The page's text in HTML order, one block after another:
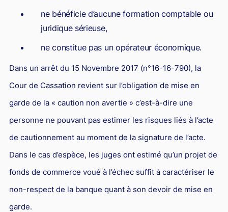
ne bénéficie d’aucune formation comptable ou
juridique sérieuse,
ne constitue pas un opérateur économique.
Dans un arrêt du 15 Novembre 2017 (n°16-16-790), la
Cour de Cassation revient sur l’obligation de mise en
garde de la « caution non avertie » c’est-à-dire une
personne ne pouvant pas estimer les risques liés à l’acte
de cautionnement au moment de la signature de l’acte.
Dans le cas d’espèce, les juges ont estimé qu’un projet de
fonds de commerce voué à l’échec suffit à caractériser le
non-respect de la banque quant à son devoir de mise en
garde.